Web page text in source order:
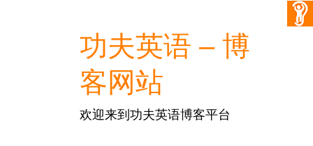
功夫英语 – 博
客网站
欢迎来到功夫英语博客平台